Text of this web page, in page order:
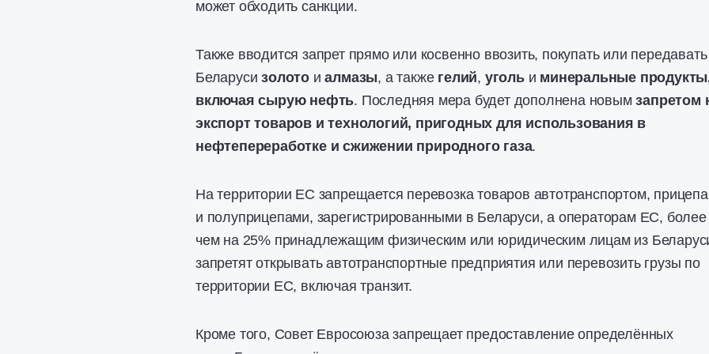
может обходить санкции.
Также вводится запрет прямо или косвенно ввозить, покупать или передавать
Беларусизолото иалмазы, а также гелий, уголь и минеральные
включая сырую нефть. Последняя мера будет дополнена новымзапретом
экспорт товаров и технологий, пригодных для использования в
нефтепереработке и сжижении природного газа.
На территории ЕС запрещается перевозка товаров автотранспортом,
и полуприцепами, зарегистрированными в Беларуси, а операторам ЕС, более
чем на 25% принадлежащим физическим или юридическим лицам из
запретят открывать автотранспортные предприятия или перевозить грузы по
территории ЕС, включая транзит.
Кроме того, Совет Евросоюза запрещает предоставление определённых